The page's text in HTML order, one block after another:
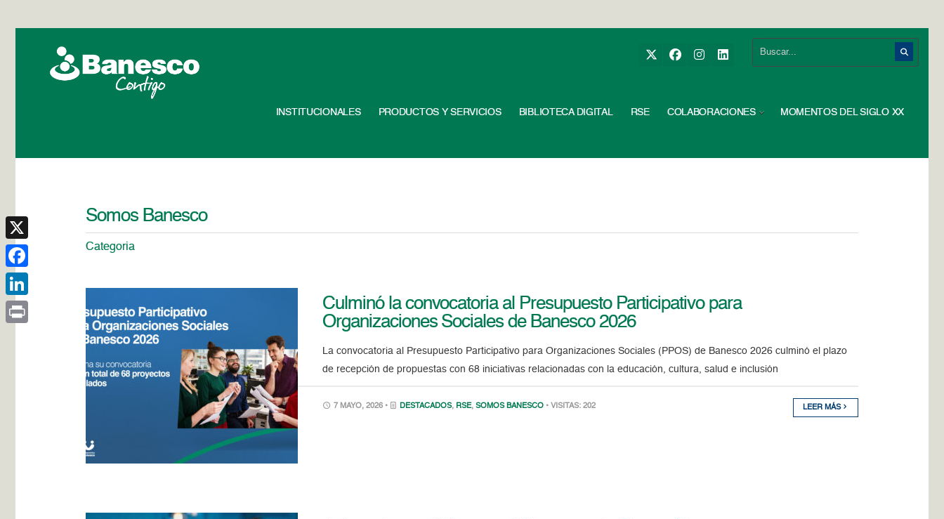
INSTITUCIONALES PRODUCTOS Y SERVICIOS BIBLIOTECA DIGITAL RSE COLABORACIONES MOMENTOS DEL SIGLO XX
Somos Banesco
Categoria
Culminó la convocatoria al Presupuesto Participativo para
Organizaciones Sociales de Banesco 2026
La convocatoria al Presupuesto Participativo para Organizaciones Sociales (PPOS) de Banesco 2026 culminó el plazo
de recepción de propuestas con 68 iniciativas relacionadas con la educación, cultura, salud e inclusión
7 MAYO, 2026 • DESTACADOS, RSE,SOMOS BANESCO • VISITAS: 202 LEER MÁS
X
Facebook
LinkedIn